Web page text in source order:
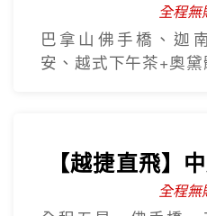
全程無
巴拿山佛手橋、迦
安、越式下午茶+奧
【越捷直飛】
全程無